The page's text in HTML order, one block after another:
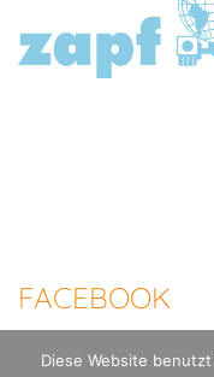
FACEBOOK
Diese Website